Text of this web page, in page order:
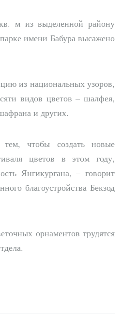
миз выделенной району
имени Бабура высажено
из национальных узоров,
видов цветов – шалфея,
и других.
чтобы создать новые
цветов в этом году,
Янгикургана, – говорит
благоустройства Бекзод
орнаментов трудятся